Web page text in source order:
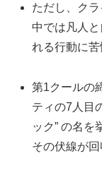
ただし、ク
中では凡人
れる行動に苦
第1クールの
ティの7人目
ック” の名を
その伏線が回